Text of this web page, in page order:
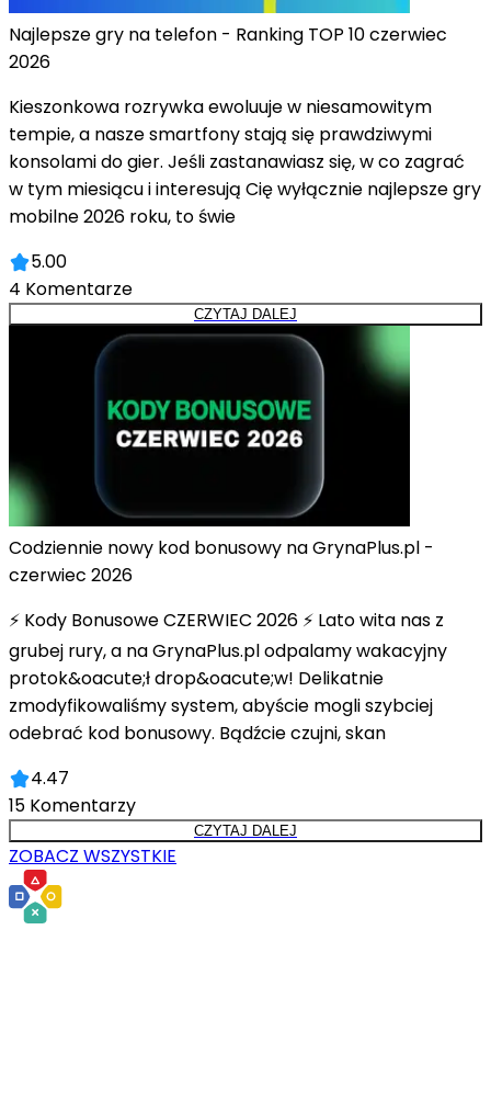
Najlepsze gry na telefon - Ranking TOP 10 czerwiec
2026
Kieszonkowa rozrywka ewoluuje w niesamowitym
tempie, a nasze smartfony stają się prawdziwymi
konsolami do gier. Jeśli zastanawiasz się, w co zagrać
w tym miesiącu i interesują Cię wyłącznie najlepsze gry
mobilne 2026 roku, to świe
5.00
4 Komentarze
CZYTAJ DALEJ
Codziennie nowy kod bonusowy na GrynaPlus.pl -
czerwiec 2026
⚡ Kody Bonusowe CZERWIEC 2026 ⚡ Lato wita nas z
grubej rury, a na GrynaPlus.pl odpalamy wakacyjny
protok&oacute;ł drop&oacute;w! Delikatnie
zmodyfikowaliśmy system, abyście mogli szybciej
odebrać kod bonusowy. Bądźcie czujni, skan
4.47
15 Komentarzy
CZYTAJ DALEJ
ZOBACZ WSZYSTKIE